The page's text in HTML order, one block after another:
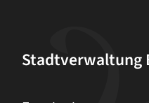
Stadtverwaltung